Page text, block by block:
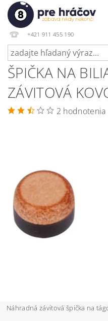
+421 911 455 190
ŠPIČKA NA
ZÁVITOVÁ
2 hodnotenia
Náhradná závitová špička na